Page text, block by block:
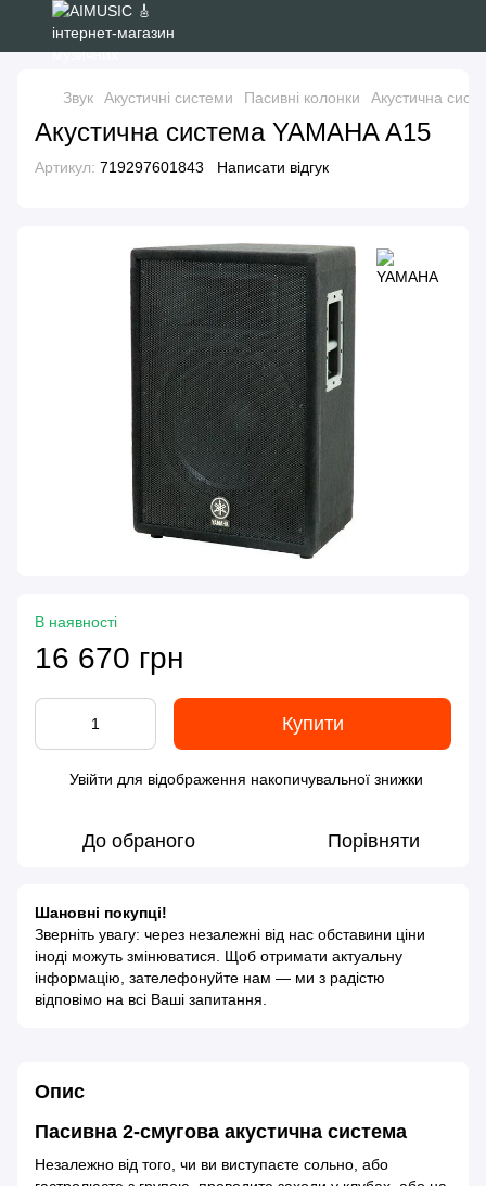
Звук Акустичні системи Пасивні колонки Акустична
Акустична система YAMAHA A15
Артикул: 719297601843 Написати відгук
В наявності
16 670 грн
Купити
Увійти для відображення накопичувальної знижки
До обраного Порівняти
Шановні покупці!
Зверніть увагу: через незалежні від нас обставини ціни
іноді можуть змінюватися. Щоб отримати актуальну
інформацію, зателефонуйте нам — ми з радістю
відповімо на всі Ваші запитання.
Опис
Пасивна 2-смугова акустична система
Незалежно від того, чи ви виступаєте сольно, або